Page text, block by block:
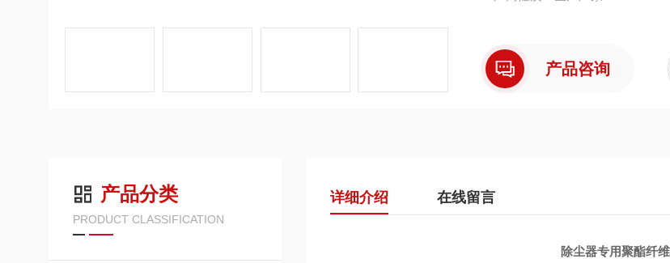
产品咨询
产品分类
PRODUCT CLASSIFICATION
详细介绍 在线留言
除尘器专用聚酯纤